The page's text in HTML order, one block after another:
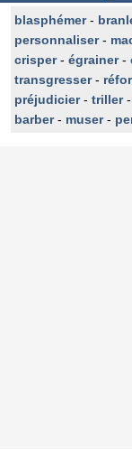
blasphémer-
personnaliser-
crisper- égrainer-
transgresser-
préjudicier- triller-
barber- muser-